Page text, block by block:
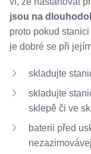
jsou na
proto pokud
je dobré se při
skladujte
skladujte
sklepě či ve
baterii před